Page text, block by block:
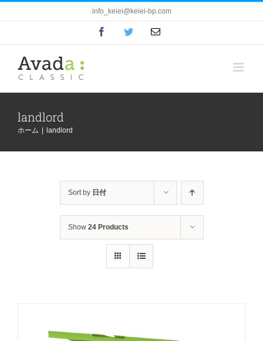
to
info_keiei@keiei-bp.com
FacebookTwitter電
landlord
ホーム | landlord
Sort by 日付
Show 24 Products